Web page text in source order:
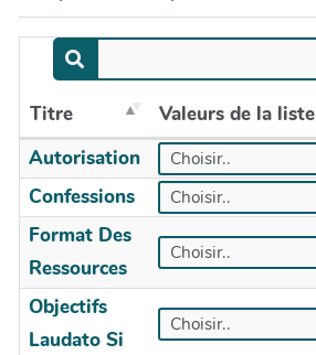
Titre Valeurs de la liste
Autorisation
Confessions
Format Des
Ressources
Objectifs
Laudato Si